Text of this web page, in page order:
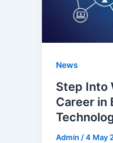
News
Step Into
Career in
Admin /4 May